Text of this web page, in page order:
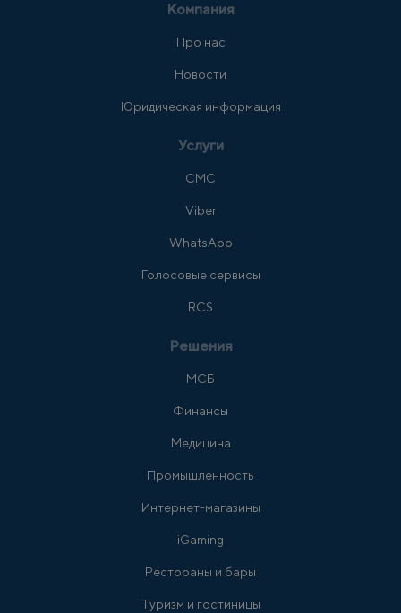
Компания
Про нас
Новости
Юридическая информация
Услуги
СМС
Viber
WhatsApp
Голосовые сервисы
RCS
Решения
МСБ
Финансы
Медицина
Промышленность
Интернет-магазины
iGaming
Рестораны и бары
Туризм и гостиницы